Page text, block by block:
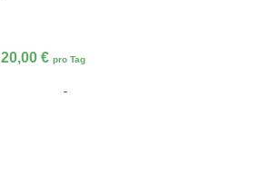
20,00 € pro Tag